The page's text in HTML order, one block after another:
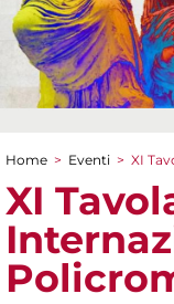
Tu sei qui
Home > Eventi > XI
XI